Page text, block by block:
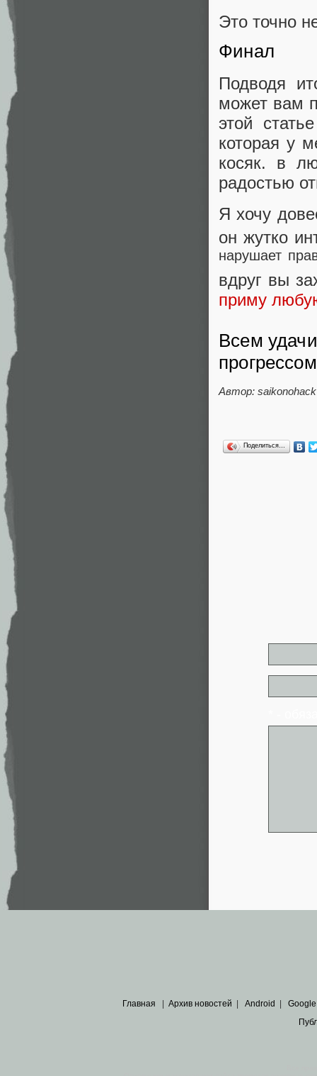
Это точно
Финал
Подводя
может вам
этой
которая у
косяк. в
радостью
Я хочу
он жутко
нарушает
вдруг вы
приму
Всем
Автор: saikonohack
Поделиться…
Главная Архив новостей Android Google